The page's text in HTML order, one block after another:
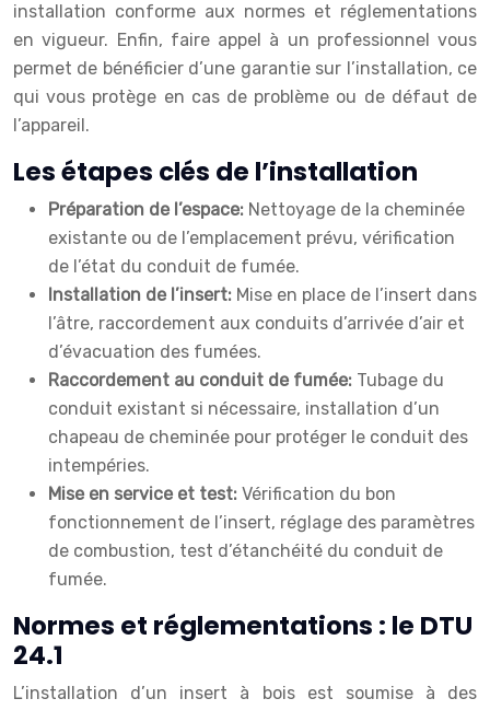
installation conforme aux normes et réglementations
en vigueur. Enfin, faire appel à un professionnel vous
permet de bénéficier d’une garantie sur l’installation, ce
qui vous protège en cas de problème ou de défaut de
l’appareil.
Les étapes clés de l’installation
Préparation de l’espace: Nettoyage de la cheminée
existante ou de l’emplacement prévu, vérification
de l’état du conduit de fumée.
Installation de l’insert: Mise en place de l’insert dans
l’âtre, raccordement aux conduits d’arrivée d’air et
d’évacuation des fumées.
Raccordement au conduit de fumée: Tubage du
conduit existant si nécessaire, installation d’un
chapeau de cheminée pour protéger le conduit des
intempéries.
Mise en service et test: Vérification du bon
fonctionnement de l’insert, réglage des paramètres
de combustion, test d’étanchéité du conduit de
fumée.
Normes et réglementations : le DTU
24.1
L’installation d’un insert à bois est soumise à des